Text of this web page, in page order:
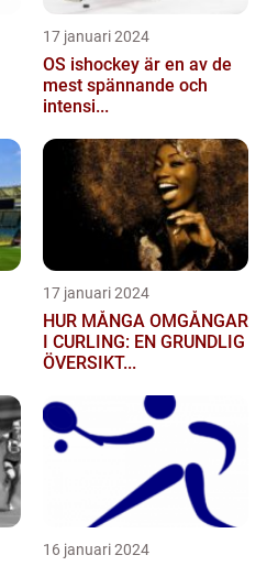
17 januari 2024
OS ishockey är en av de
mest spännande och
intensi...
17 januari 2024
HUR MÅNGA OMGÅNGAR
I CURLING: EN GRUNDLIG
ÖVERSIKT...
16 januari 2024